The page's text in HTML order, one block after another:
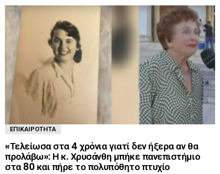
ΕΠΙΚΑΙΡΌΤΗΤΑ
«Τελείωσα στα 4 χρόνια γιατί δεν ήξερα αν θα
προλάβω»: Η κ. Χρυσάνθη μπήκε πανεπιστήμιο
στα 80 και πήρε το πολυπόθητο πτυχίο